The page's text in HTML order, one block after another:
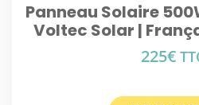
Panneau Solaire
Voltec Solar |
225€